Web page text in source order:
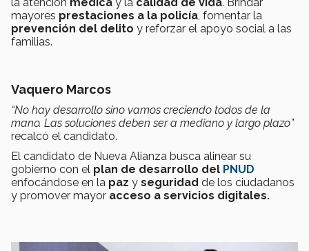
mayores prestaciones a la policía , fomentar la
prevención del delito y reforzar el apoyo social a las
familias.
Vaquero Marcos
“No hay desarrollo sino vamos creciendo todos de la
mano. Las soluciones deben ser a mediano y largo plazo”
recalcó el candidato.
El candidato de Nueva Alianza busca alinear su
gobierno con el plan de desarrollo del PNUD
enfocándose en la paz y seguridad de los ciudadanos
y promover mayor acceso a servicios digitales.